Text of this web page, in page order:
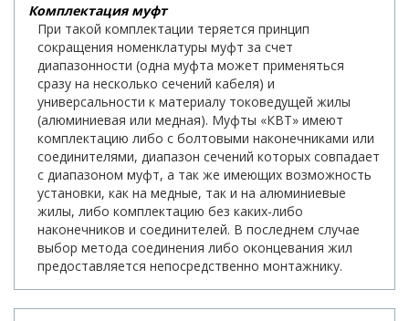
Комплектация муфт
При такой комплектации теряется принцип
сокращения номенклатуры муфт за счет
диапазонности (одна муфта может применяться
сразу на несколько сечений кабеля) и
универсальности к материалу токоведущей жилы
(алюминиевая или медная). Муфты «КВТ» имеют
комплектацию либо с болтовыми наконечниками или
соединителями, диапазон сечений которых совпадает
с диапазоном муфт, а так же имеющих возможность
установки, как на медные, так и на алюминиевые
жилы, либо комплектацию без каких-либо
наконечников и соединителей. В последнем случае
выбор метода соединения либо оконцевания жил
предоставляется непосредственно монтажнику.